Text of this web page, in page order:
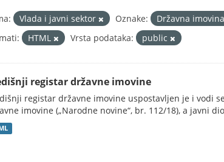
Vlada i javni sektor Oznake: Državna imovina
HTML Vrsta podataka: public
registar državne imovine
registar državne imovine uspostavljen je i vodi
imovine („Narodne novine“, br. 112/18), a javni